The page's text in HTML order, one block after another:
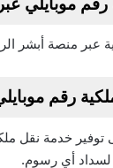
موبايلي
عبر منصة أبشر
رقم
خدمة نقل
لسداد أي رسوم.